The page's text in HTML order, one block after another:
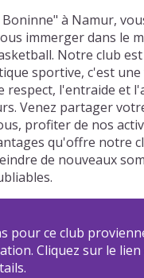
à Namur,
immerger dans le
Notre club
sportive, c'est
respect, l'entraide et
Venez partager
profiter de nos
qu'offre notre
de nouveaux
pour ce club
Cliquez sur le lien